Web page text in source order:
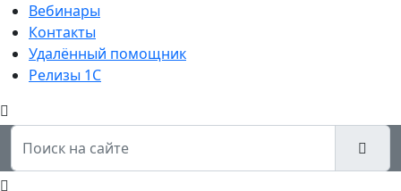
Вебинары
Контакты
Удалённый помощник
Релизы 1С